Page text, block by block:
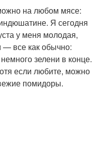
на любом мясе:
Я сегодня
у меня молодая,
— все как обычно:
зелени в конце.
если любите, можно
помидоры.